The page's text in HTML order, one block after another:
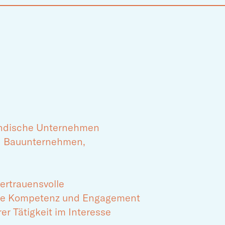
Unternehmen
Kompetenz und Engagement
Tätigkeit im Interesse